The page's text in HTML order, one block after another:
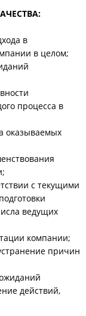
в
в целом;
процесса в
оказываемых
с текущими
ведущих
компании;
причин
действий,